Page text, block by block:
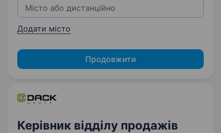
Додати місто
Продовжити
Керівник відділу продажів